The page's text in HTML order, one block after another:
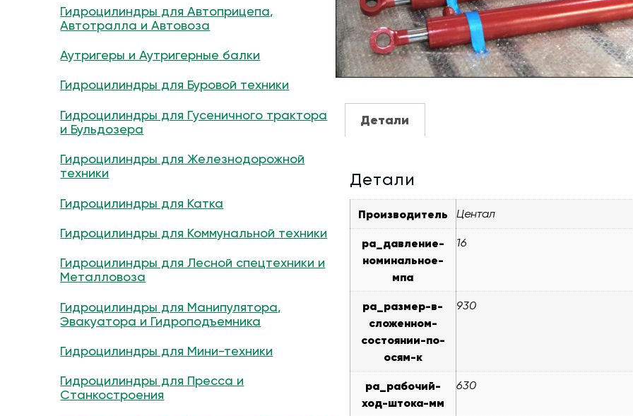
Гидроцилиндры для Автоприцепа,
Автотралла и Автовоза
Аутригеры и Аутригерные балки
Гидроцилиндры для Буровой техники
Гидроцилиндры для Гусеничного трактора
и Бульдозера
Гидроцилиндры для Железнодорожной
техники
Гидроцилиндры для Катка
Гидроцилиндры для Коммунальной техники
Гидроцилиндры для Лесной спецтехники и
Металловоза
Гидроцилиндры для Манипулятора,
Эвакуатора и Гидроподъемника
Гидроцилиндры для Мини-техники
Гидроцилиндры для Пресса и
Станкостроения
Детали
Детали
Производитель Центал
pa_давление-
номинальное-
мпа
16
pa_размер-в-
сложенном-
состоянии-по-
осям-к
930
pa_рабочий-
ход-штока-мм
630